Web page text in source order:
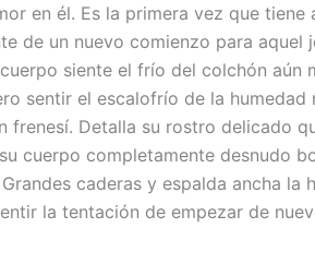
en él. Es la primera vez que
de un nuevo comienzo para aquel
siente el frío del colchón aún
sentir el escalofrío de la humedad
Detalla su rostro delicado
cuerpo completamente desnudo
caderas y espalda ancha la
la tentación de empezar de